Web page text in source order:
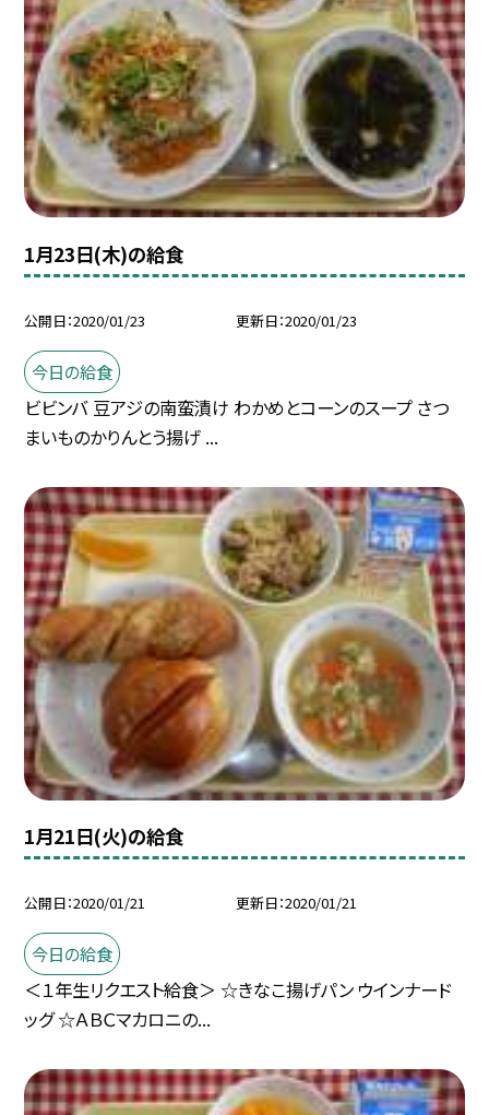
1月23日(木)の給食
公開日 2020/01/23 更新日 2020/01/23
今日の給食
ビビンバ 豆アジの南蛮漬け わかめとコーンのスープ さつ
まいものかりんとう揚げ ...
1月21日(火)の給食
公開日 2020/01/21 更新日 2020/01/21
今日の給食
＜１年生リクエスト給食＞ ☆きなこ揚げパン ウインナード
ッグ ☆ＡＢＣマカロニの...